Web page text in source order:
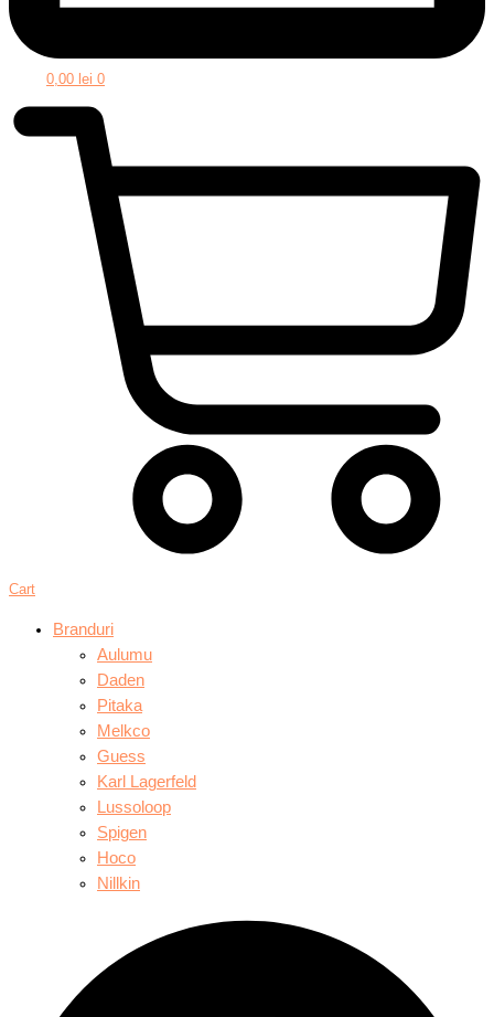
0,00 lei 0
Cart
Branduri
Aulumu
Daden
Pitaka
Melkco
Guess
Karl Lagerfeld
Lussoloop
Spigen
Hoco
Nillkin